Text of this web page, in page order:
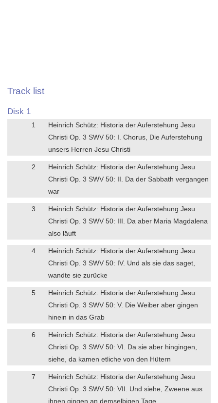
Track list
Disk 1
1
Heinrich Schütz: Historia der Auferstehung Jesu
Christi Op. 3 SWV 50: I. Chorus, Die Auferstehung
unsers Herren Jesu Christi
2
Heinrich Schütz: Historia der Auferstehung Jesu
Christi Op. 3 SWV 50: II. Da der Sabbath vergangen
war
3
Heinrich Schütz: Historia der Auferstehung Jesu
Christi Op. 3 SWV 50: III. Da aber Maria Magdalena
also läuft
4
Heinrich Schütz: Historia der Auferstehung Jesu
Christi Op. 3 SWV 50: IV. Und als sie das saget,
wandte sie zurücke
5
Heinrich Schütz: Historia der Auferstehung Jesu
Christi Op. 3 SWV 50: V. Die Weiber aber gingen
hinein in das Grab
6
Heinrich Schütz: Historia der Auferstehung Jesu
Christi Op. 3 SWV 50: VI. Da sie aber hingingen,
siehe, da kamen etliche von den Hütern
7
Heinrich Schütz: Historia der Auferstehung Jesu
Christi Op. 3 SWV 50: VII. Und siehe, Zweene aus
ihnen gingen an demselbigen Tage